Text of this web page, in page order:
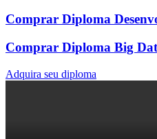
Comprar Diploma
Comprar Diploma Big
Adquira seu diploma